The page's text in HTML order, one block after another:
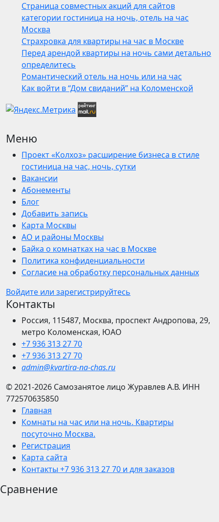
Страница совместных акций для сайтов
категории гостиница на ночь, отель на час
Москва
Страхровка для квартиры на час в Москве
Перед арендой квартиры на ночь сами детально
определитесь
Романтический отель на ночь или на час
Как войти в “Дом свиданий” на Коломенской
Меню
Проект «Колхоз» расширение бизнеса в стиле
гостиница на час, ночь, сутки
Вакансии
Абонементы
Блог
Добавить запись
Карта Москвы
АО и районы Москвы
Байка о комнатках на час в Москве
Политика конфиденциальности
Согласие на обработку персональных данных
Войдите или зарегистрируйтесь
Контакты
Россия, 115487, Москва, проспект Андропова, 29,
метро Коломенская, ЮАО
+7 936 313 27 70
+7 936 313 27 70
admin@kvartira-na-chas.ru
© 2021-2026 Самозанятое лицо Журавлев А.В. ИНН
772570635850
Главная
Комнаты на час или на ночь. Квартиры
посуточно Москва.
Регистрация
Карта сайта
Контакты +7 936 313 27 70 и для заказов
Сравнение